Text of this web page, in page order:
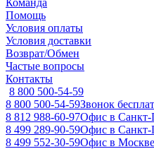
Команда
Помощь
Условия оплаты
Условия доставки
Возврат/Обмен
Частые вопросы
Контакты
8 800 500-54-59
8 800 500-54-59Звонок
8 812 988-60-97Офис в Санкт-
8 499 289-90-59Офис в Санкт-
8 499 552-30-59Офис в Москве